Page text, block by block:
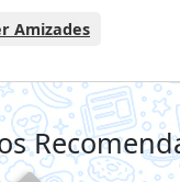
Amizades